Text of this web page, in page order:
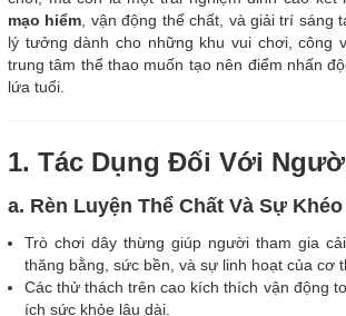
mạo hiểm , vận động thể chất, và giải trí sáng
lý tưởng dành cho những khu vui chơi, công
trung tâm thể thao muốn tạo nên điểm nhấn
lứa tuổi.
1. Tác Dụng Đối Với
a. Rèn Luyện Thể Chất Và Sự
Trò chơi dây thừng giúp người tham gia
thăng bằng, sức bền, và sự linh hoạt của cơ
Các thử thách trên cao kích thích vận động
ích sức khỏe lâu dài.